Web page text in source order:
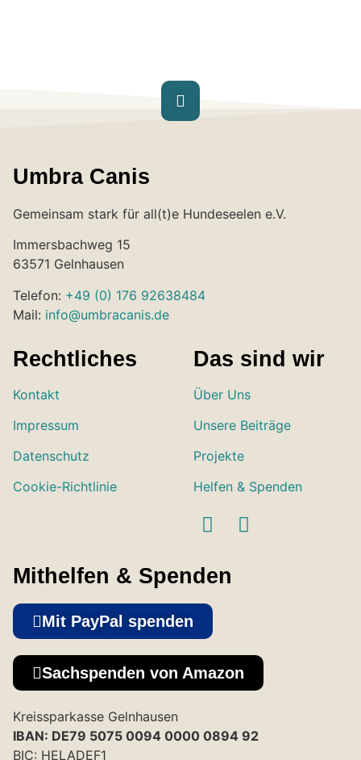
Umbra Canis
Gemeinsam stark für all(t)e Hundeseelen e.V.
Immersbachweg 15
63571 Gelnhausen
Telefon: +49 (0) 176 92638484
Mail: info@umbracanis.de
Rechtliches
Kontakt
Impressum
Datenschutz
Cookie-Richtlinie
Das sind wir
Über Uns
Unsere Beiträge
Projekte
Helfen & Spenden
Mithelfen & Spenden
Mit PayPal spenden
Sachspenden von Amazon
Kreissparkasse Gelnhausen
IBAN: DE79 5075 0094 0000 0894 92
BIC: HELADEF1